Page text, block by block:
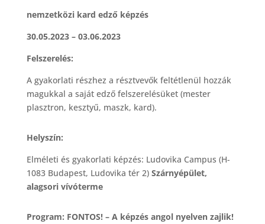
nemzetközi kard edző képzés
30.05.2023 – 03.06.2023
Felszerelés:
A gyakorlati részhez a résztvevők feltétlenül hozzák
magukkal a saját edző felszerelésüket (mester
plasztron, kesztyű, maszk, kard).
Helyszín:
Elméleti és gyakorlati képzés: Ludovika Campus (H-
1083 Budapest, Ludovika tér 2) Szárnyépület,
alagsori vívóterme
Program: FONTOS! – A képzés angol nyelven zajlik!